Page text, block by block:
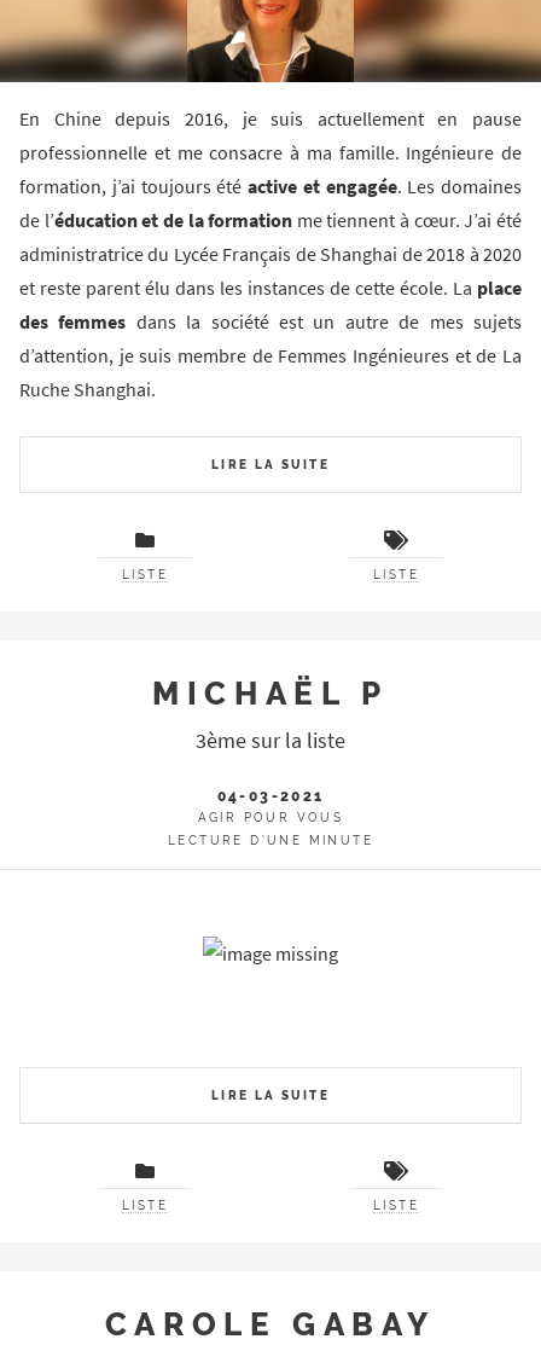
En Chine depuis 2016, je suis actuellement en pause
professionnelle et me consacre à ma famille. Ingénieure de
formation, j’ai toujours été active et engagée. Les domaines
de l’éducation et de la formation me tiennent à cœur. J’ai été
administratrice du Lycée Français de Shanghai de 2018 à 2020
et reste parent élu dans les instances de cette école. La place
des femmes dans la société est un autre de mes sujets
d’attention, je suis membre de Femmes Ingénieures et de La
Ruche Shanghai.
LIRE LA SUITE
LISTE LISTE
MICHAËL P
3ème sur la liste
04-03-2021
AGIR POUR VOUS
LECTURE D'UNE MINUTE
LIRE LA SUITE
LISTE LISTE
CAROLE GABAY